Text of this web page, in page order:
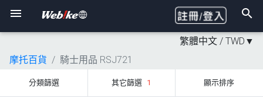
繁體中文 / TWD ▼
摩托百貨
騎士用品 RSJ721
分類篩選 其它篩選 1 顯示排序